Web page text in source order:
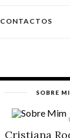
CONTACTOS
SOBRE
Cristiana